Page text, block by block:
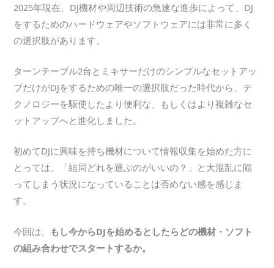
2025年現在、DJ機材や周辺技術の急速な進歩によって、DJ
をするためのハードウェアやソフトウェアには非常に多く
の選択肢があります。
ターンテーブル2台とミキサーだけのシンプルなセットアッ
プだけがDJをするための唯一の選択肢だった時代から、テ
クノロジーを駆使したより便利な、もしくはより複雑なセ
ットアップへと進化しました。
初めてDJに興味を持ち機材について情報収集を始めた方に
とっては、「結局どれを選ぶのがいいの？」と大混乱に陥
ってしまう状況になっていることは否めない感を感じま
す。
今回は、
もし今からDJを始めるとしたらどの機材・ソフト
の組み合わせでスタートするか。